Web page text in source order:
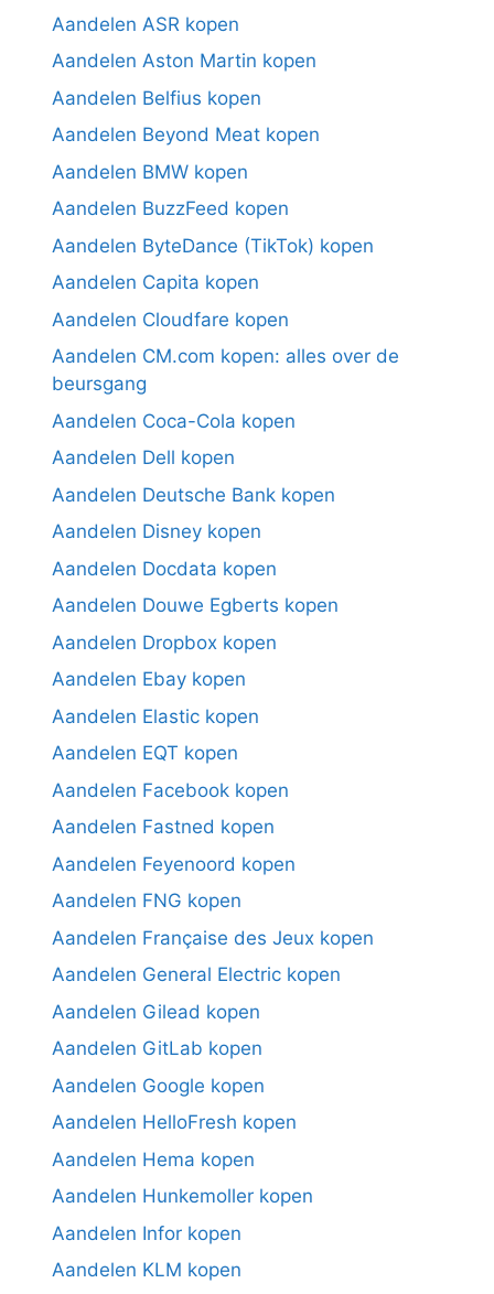
Aandelen ASR kopen
Aandelen Aston Martin kopen
Aandelen Belfius kopen
Aandelen Beyond Meat kopen
Aandelen BMW kopen
Aandelen BuzzFeed kopen
Aandelen ByteDance (TikTok) kopen
Aandelen Capita kopen
Aandelen Cloudfare kopen
Aandelen CM.com kopen: alles over de
beursgang
Aandelen Coca-Cola kopen
Aandelen Dell kopen
Aandelen Deutsche Bank kopen
Aandelen Disney kopen
Aandelen Docdata kopen
Aandelen Douwe Egberts kopen
Aandelen Dropbox kopen
Aandelen Ebay kopen
Aandelen Elastic kopen
Aandelen EQT kopen
Aandelen Facebook kopen
Aandelen Fastned kopen
Aandelen Feyenoord kopen
Aandelen FNG kopen
Aandelen Française des Jeux kopen
Aandelen General Electric kopen
Aandelen Gilead kopen
Aandelen GitLab kopen
Aandelen Google kopen
Aandelen HelloFresh kopen
Aandelen Hema kopen
Aandelen Hunkemoller kopen
Aandelen Infor kopen
Aandelen KLM kopen